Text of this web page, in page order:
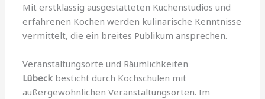
Mit erstklassig ausgestatteten Küchenstudios und
erfahrenen Köchen werden kulinarische Kenntnisse
vermittelt, die ein breites Publikum ansprechen.
Veranstaltungsorte und Räumlichkeiten
Lübeck besticht durch Kochschulen mit
außergewöhnlichen Veranstaltungsorten. Im